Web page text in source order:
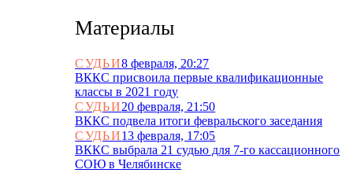
Материалы
СУДЬИ8 февраля, 20:27
ВККС присвоила первые квалификационные
классы в 2021 году
СУДЬИ20 февраля, 21:50
ВККС подвела итоги февральского заседания
СУДЬИ13 февраля, 17:05
ВККС выбрала 21 судью для 7-го кассационного
СОЮ в Челябинске